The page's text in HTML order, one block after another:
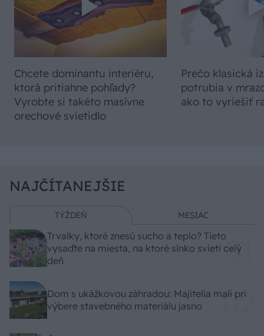
Chcete dominantu interiéru,
ktorá pritiahne pohľady?
Vyrobte si takéto masívne
orechové svietidlo
Prečo klasická
potrubia v
ako to vyriešiť
NAJČÍTANEJŠIE
TÝŽDEŇ MESIAC
Trvalky, ktoré znesú sucho a teplo? Tieto
vysaďte na miesta, na ktoré slnko svieti celý
deň
Dom s ukážkovou záhradou: Majitelia mali pri
výbere stavebného materiálu jasno